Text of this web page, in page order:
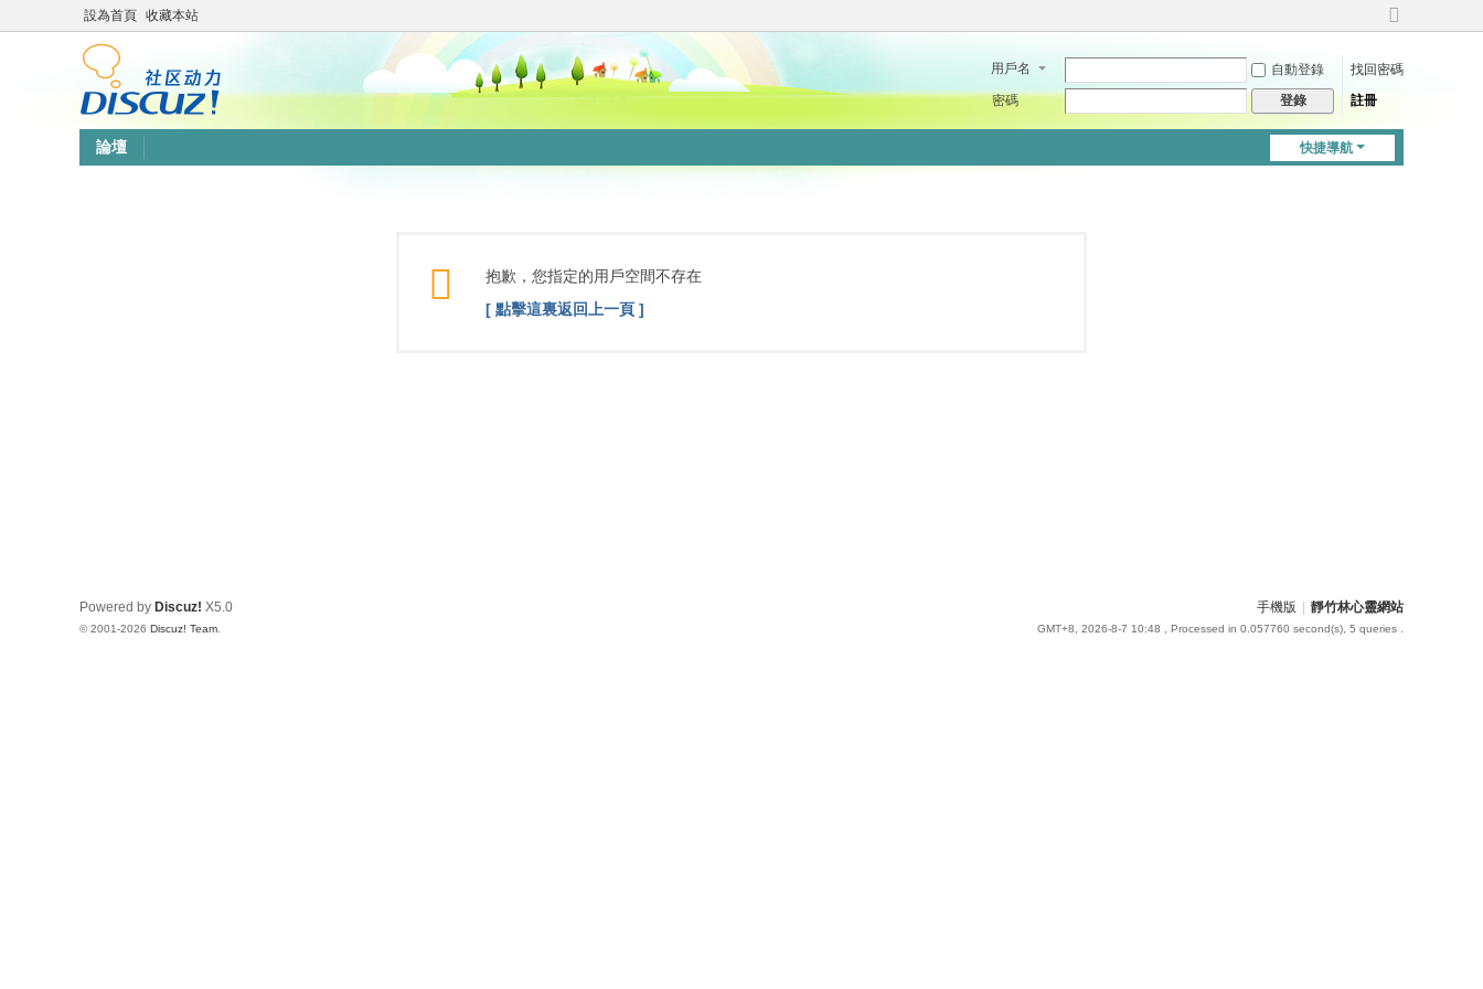
設為首頁 收藏本站
切
到
用戶名 自動登錄
找回密碼
密碼
登錄 註冊
快捷導航
論壇
抱歉，您指定的用戶空間不存在
[ 點擊這裏返回上一頁 ]
手機版 靜竹林心靈網站
GMT+8, 2026-8-7 10:48 , Processed in 0.057760 second(s), 5 queries .
Powered by Discuz! X5.0
© 2001-2026 Discuz! Team